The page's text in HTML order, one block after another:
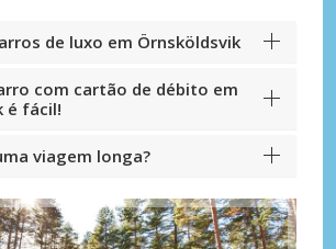
de luxo em Örnsköldsvik
com cartão de débito em
é fácil!
viagem longa?